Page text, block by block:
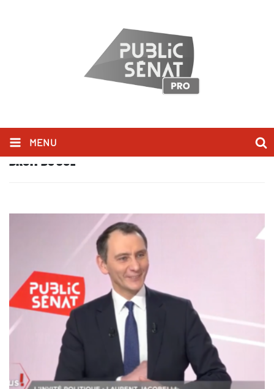
MENU
DROIT DU SOL